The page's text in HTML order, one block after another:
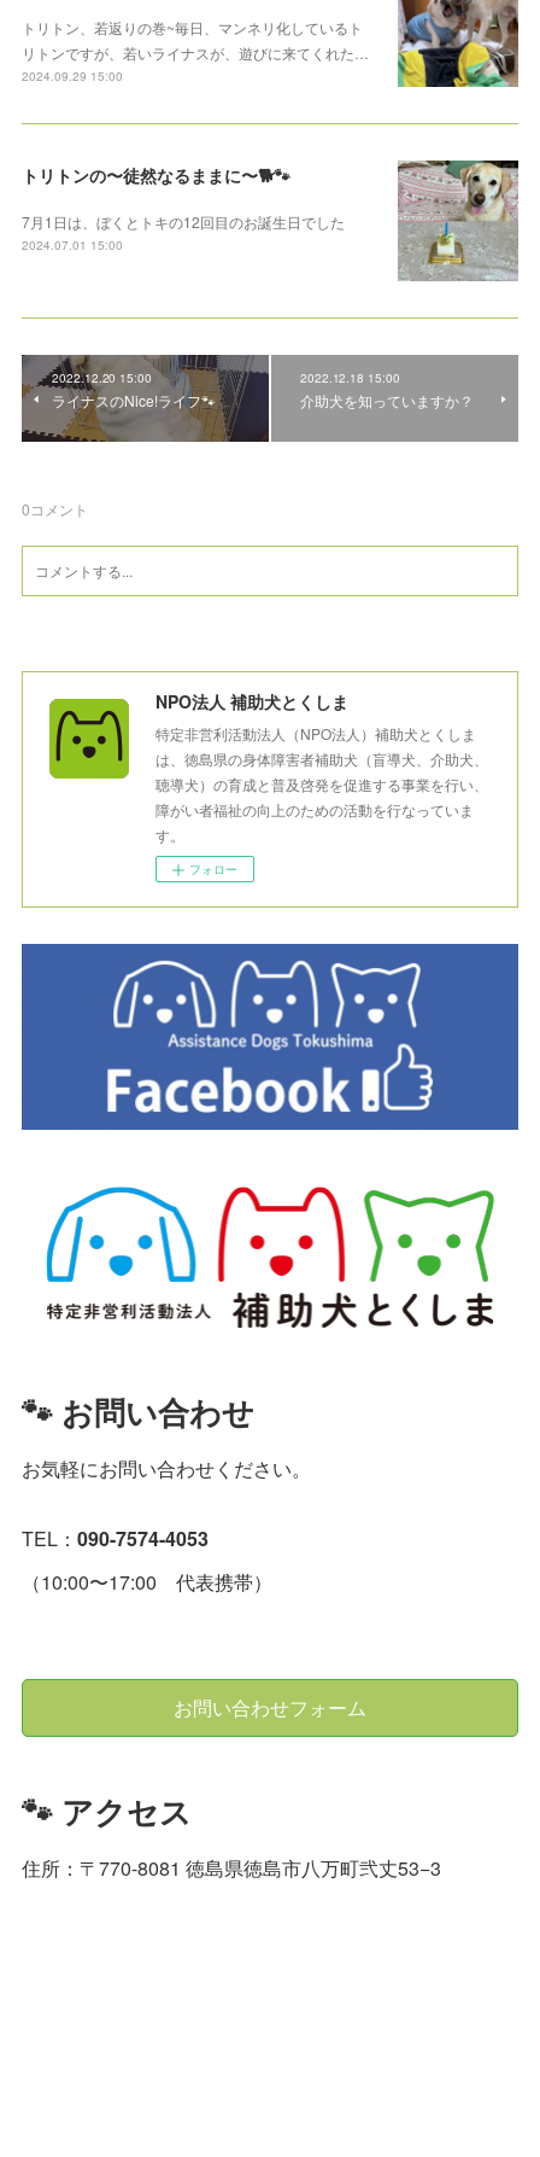
トリトン、若返りの巻~毎日、マンネリ化しているト
リトンですが、若いライナスが、遊びに来てくれた…
2024.09.29 15:00
トリトンの〜徒然なるままに〜🐕🐾
7月1日は、ぼくとトキの12回目のお誕生日でした
2024.07.01 15:00
2022.12.20 15:00
ライナスのNice!ライフ🐾
2022.12.18 15:00
介助犬を知っていますか？
0コメント
NPO法人 補助犬とくしま
特定非営利活動法人（NPO法人）補助犬とくしま
は、徳島県の身体障害者補助犬（盲導犬、介助犬、
聴導犬）の育成と普及啓発を促進する事業を行い、
障がい者福祉の向上のための活動を行なっていま
す。
フォロー
🐾 お問い合わせ
お気軽にお問い合わせください。
TEL：090-7574-4053
（10:00〜17:00 代表携帯）
お問い合わせフォーム
🐾 アクセス
住所：〒770-8081 徳島県徳島市八万町弐丈53−3